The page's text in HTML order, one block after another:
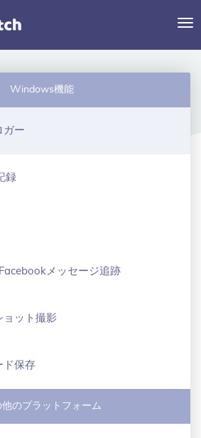
ナ
ー
機能
Windows機能
ガー
録
メッセージ追跡
ョット撮影
ド保存
他のプラットフォーム